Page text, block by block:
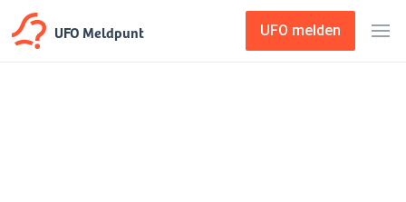
UFO Meldpunt UFO melden